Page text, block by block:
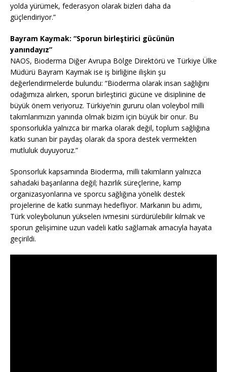
yolda yürümek, federasyon olarak bizleri daha da
güçlendiriyor.”
Bayram Kaymak: “Sporun birleştirici gücünün
yanındayız”
NAOS, Bioderma Diğer Avrupa Bölge Direktörü ve Türkiye Ülke
Müdürü Bayram Kaymak ise iş birliğine ilişkin şu
değerlendirmelerde bulundu: “Bioderma olarak insan sağlığını
odağımıza alırken, sporun birleştirici gücüne ve disiplinine de
büyük önem veriyoruz. Türkiye’nin gururu olan voleybol milli
takımlarımızın yanında olmak bizim için büyük bir onur. Bu
sponsorlukla yalnızca bir marka olarak değil, toplum sağlığına
katkı sunan bir paydaş olarak da spora destek vermekten
mutluluk duyuyoruz.”
Sponsorluk kapsamında Bioderma, milli takımların yalnızca
sahadaki başarılarına değil; hazırlık süreçlerine, kamp
organizasyonlarına ve sporcu sağlığına yönelik destek
projelerine de katkı sunmayı hedefliyor. Markanın bu adımı,
Türk voleybolunun yükselen ivmesini sürdürülebilir kılmak ve
sporun gelişimine uzun vadeli katkı sağlamak amacıyla hayata
geçirildi.